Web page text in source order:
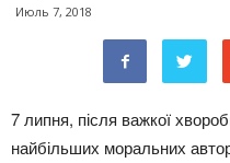
Июль 7, 2018
7 липня, після важкої
найбільших моральних